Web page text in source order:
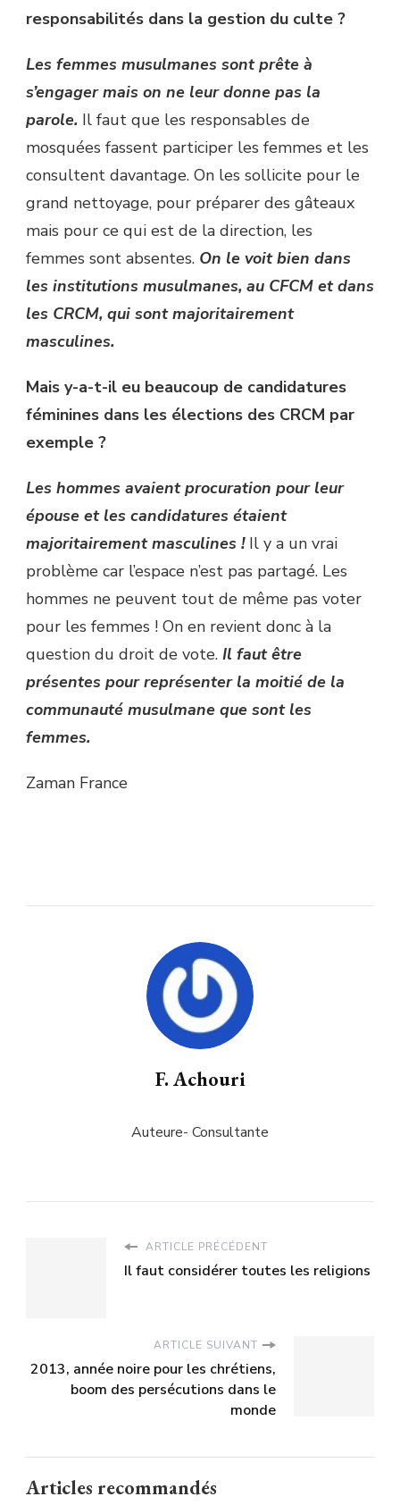
responsabilités dans la gestion du culte ?
Les femmes musulmanes sont prête à
s’engager mais on ne leur donne pas la
parole. Il faut que les responsables de
mosquées fassent participer les femmes et les
consultent davantage. On les sollicite pour le
grand nettoyage, pour préparer des gâteaux
mais pour ce qui est de la direction, les
femmes sont absentes. On le voit bien dans
les institutions musulmanes, au CFCM et dans
les CRCM, qui sont majoritairement
masculines.
Mais y-a-t-il eu beaucoup de candidatures
féminines dans les élections des CRCM par
exemple ?
Les hommes avaient procuration pour leur
épouse et les candidatures étaient
majoritairement masculines !Il y a un vrai
problème car l’espace n’est pas partagé. Les
hommes ne peuvent tout de même pas voter
pour les femmes ! On en revient donc à la
question du droit de vote. Il faut être
présentes pour représenter la moitié de la
communauté musulmane que sont les
femmes.
Zaman France
F. Achouri
Auteure- Consultante
ARTICLE PRÉCÉDENT
Il faut considérer toutes les religions
ARTICLE SUIVANT
2013, année noire pour les chrétiens,
boom des persécutions dans le
monde
Articles recommandés